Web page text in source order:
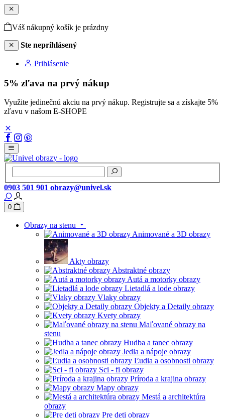
Váš nákupný košík je prázdny
Ste neprihlásený
Prihlásenie
5% zľava na prvý nákup
Využite jedinečnú akciu na prvý nákup. Registrujte sa a získajte 5%
zľavu v našom E-SHOPE
0903 501 901 obrazy@univel.sk
0
Obrazy na stenu
Animované a 3D obrazy
Akty obrazy
Abstraktné obrazy
Autá a motorky obrazy
Lietadlá a lode obrazy
Vlaky obrazy
Objekty a Detaily obrazy
Kvety obrazy
Maľované obrazy na
stenu
Hudba a tanec obrazy
Jedla a nápoje obrazy
Ľudia a osobnosti obrazy
Sci - fi obrazy
Príroda a krajina obrazy
Mapy obrazy
Mestá a architektúra
obrazy
Pre deti obrazy